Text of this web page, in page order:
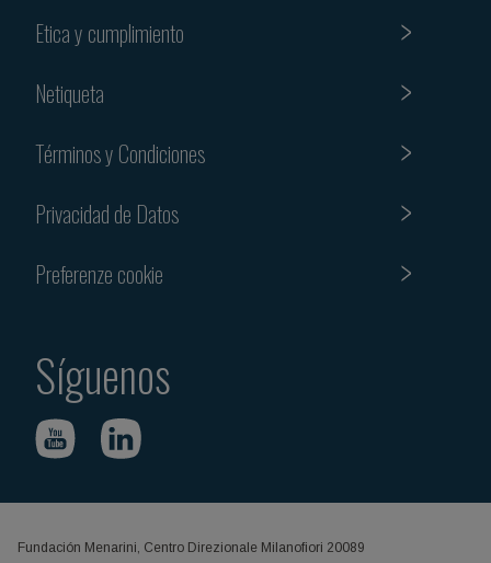
Etica y cumplimiento
Netiqueta
Términos y Condiciones
Privacidad de Datos
Preferenze cookie
Síguenos
Fundación Menarini, Centro Direzionale Milanofiori 20089